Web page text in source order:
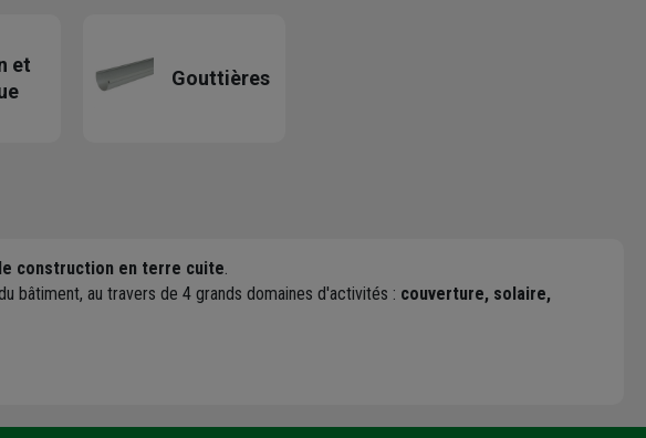
et
Gouttières
construction en terre cuite.
bâtiment, au travers de 4 grands domaines d'activités : couverture, solaire,